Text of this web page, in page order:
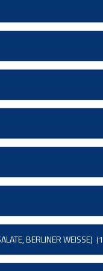
BERLINER WEISSE)